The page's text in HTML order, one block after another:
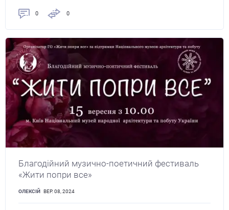
0 0
Благодійний музично-поетичний фестиваль
«Жити попри все»
ОЛЕКСІЙ ВЕР. 08, 2024